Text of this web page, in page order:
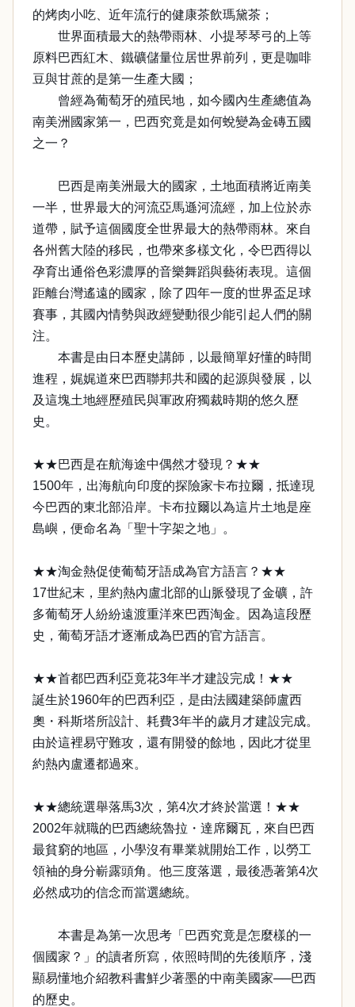
的烤肉小吃、近年流行的健康茶飲瑪黛茶；
世界面積最大的熱帶雨林、小提琴琴弓的上等
原料巴西紅木、鐵礦儲量位居世界前列，更是咖啡
豆與甘蔗的是第一生產大國；
曾經為葡萄牙的殖民地，如今國內生產總值為
南美洲國家第一，巴西究竟是如何蛻變為金磚五國
之一？
巴西是南美洲最大的國家，土地面積將近南美
一半，世界最大的河流亞馬遜河流經，加上位於赤
道帶，賦予這個國度全世界最大的熱帶雨林。來自
各州舊大陸的移民，也帶來多樣文化，令巴西得以
孕育出通俗色彩濃厚的音樂舞蹈與藝術表現。這個
距離台灣遙遠的國家，除了四年一度的世界盃足球
賽事，其國內情勢與政經變動很少能引起人們的關
注。
本書是由日本歷史講師，以最簡單好懂的時間
進程，娓娓道來巴西聯邦共和國的起源與發展，以
及這塊土地經歷殖民與軍政府獨裁時期的悠久歷
史。
★★巴西是在航海途中偶然才發現？★★
1500年，出海航向印度的探險家卡布拉爾，抵達現
今巴西的東北部沿岸。卡布拉爾以為這片土地是座
島嶼，便命名為「聖十字架之地」。
★★淘金熱促使葡萄牙語成為官方語言？★★
17世紀末，里約熱內盧北部的山脈發現了金礦，許
多葡萄牙人紛紛遠渡重洋來巴西淘金。因為這段歷
史，葡萄牙語才逐漸成為巴西的官方語言。
★★首都巴西利亞竟花3年半才建設完成！★★
誕生於1960年的巴西利亞，是由法國建築師盧西
奧・科斯塔所設計、耗費3年半的歲月才建設完成。
由於這裡易守難攻，還有開發的餘地，因此才從里
約熱內盧遷都過來。
★★總統選舉落馬3次，第4次才終於當選！★★
2002年就職的巴西總統魯拉・達席爾瓦，來自巴西
最貧窮的地區，小學沒有畢業就開始工作，以勞工
領袖的身分嶄露頭角。他三度落選，最後憑著第4次
必然成功的信念而當選總統。
本書是為第一次思考「巴西究竟是怎麼樣的一
個國家？」的讀者所寫，依照時間的先後順序，淺
顯易懂地介紹教科書鮮少著墨的中南美國家──巴西
的歷史。